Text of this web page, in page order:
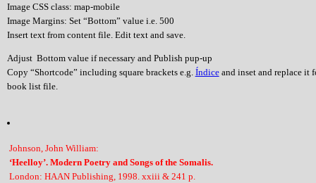
Image CSS class: map-mobile
Image Margins: Set “Bottom” value i.e. 500
Insert text from content file. Edit text and save.
Adjust Bottom value if necessary and Publish pup-up
Copy “Shortcode” including square brackets e.g. Índiceand inset and replace it
book list file.
Johnson, John William:
‘Heelloy’. Modern Poetry and Songs of the Somalis.
London: HAAN Publishing, 1998. xxiii & 241 p.